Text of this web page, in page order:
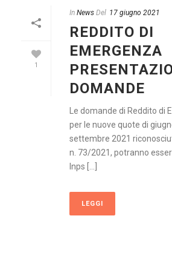
1
In News Del 17 giugno 2021
REDDITO DI
EMERGENZA
DOMANDE
Le domande di Reddito di
per le nuove quote di
settembre 2021
n. 73/2021, potranno
Inps [...]
LEGGI